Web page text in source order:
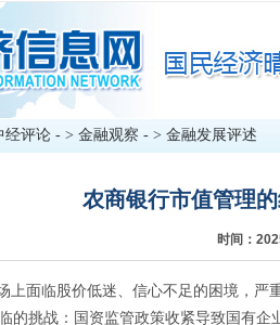
经评论 - > 金融观察 - > 金融发展评述
农商银行市值管理
时间：
上面临股价低迷、信心不足的困境，
的挑战：国资监管政策收紧导致国有